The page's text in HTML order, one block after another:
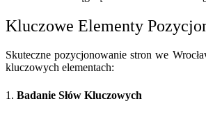
Kluczowe Elementy
Skuteczne pozycjonowanie stron we
kluczowych elementach:
1. Badanie Słów Kluczowych